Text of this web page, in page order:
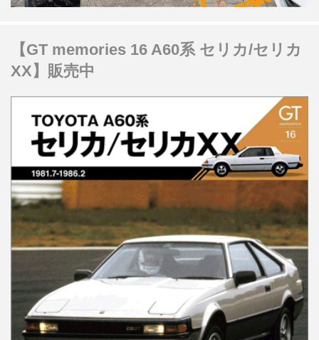
【GT memories 16 A60系 セリカ/セリカ
XX】販売中